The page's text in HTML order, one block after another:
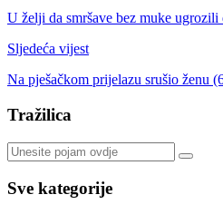
U želji da smršave bez muke ugrozili
Sljedeća vijest
Na pješačkom prijelazu srušio ženu
Tražilica
Sve kategorije